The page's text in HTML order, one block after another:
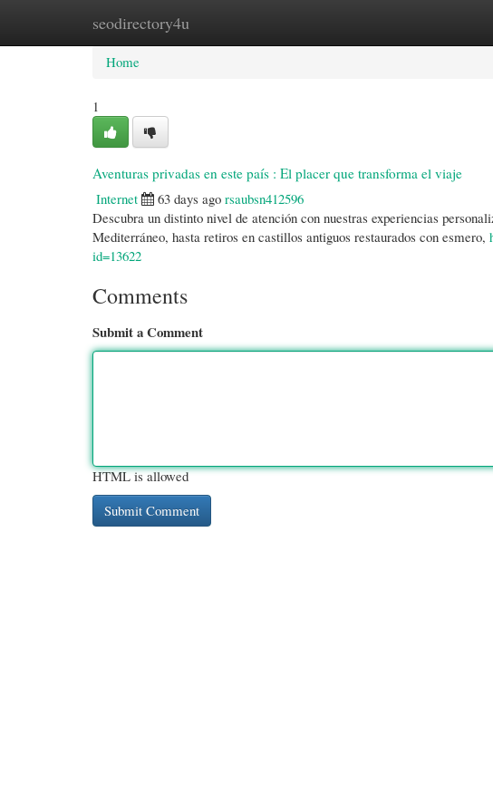
seodirectory4u
Home New Site Listings
Home
1
Aventuras privadas en este país : El placer que transforma el viaje
Internet
63 days ago rsaubsn412596
Descubra un distinto nivel de atención con nuestras experiencias
Mediterráneo, hasta retiros en castillos antiguos restaurados con esmero,
id=13622
Comments
Submit a Comment
HTML is allowed